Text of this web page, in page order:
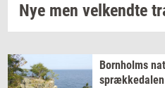
Nye men vel­kend­te
Born­holms
spræk­ke­da­len